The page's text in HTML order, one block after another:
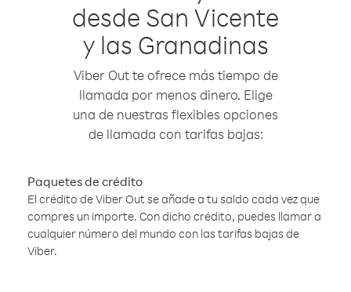
desde San Vicente
y las Granadinas
Viber Out te ofrece más tiempo de
llamada por menos dinero. Elige
una de nuestras flexibles opciones
de llamada con tarifas bajas:
Paquetes de crédito
El crédito de Viber Out se añade a tu saldo cada vez que
compres un importe. Con dicho crédito, puedes llamar a
cualquier número del mundo con las tarifas bajas de
Viber.